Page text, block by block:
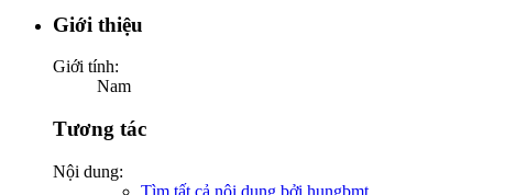
Giới thiệu
Giới tính:
Nam
Tương tác
Nội dung:
Tìm tất cả nội dung bởi hungbmt